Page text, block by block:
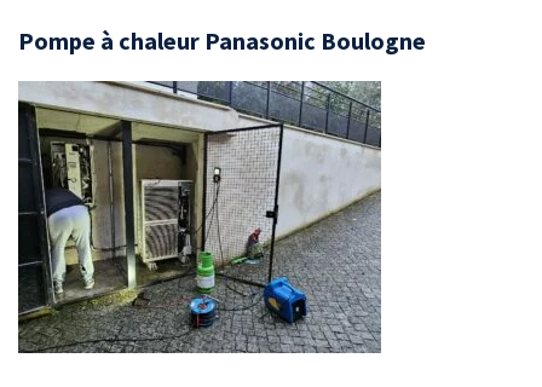
Pompe à chaleur Panasonic Boulogne